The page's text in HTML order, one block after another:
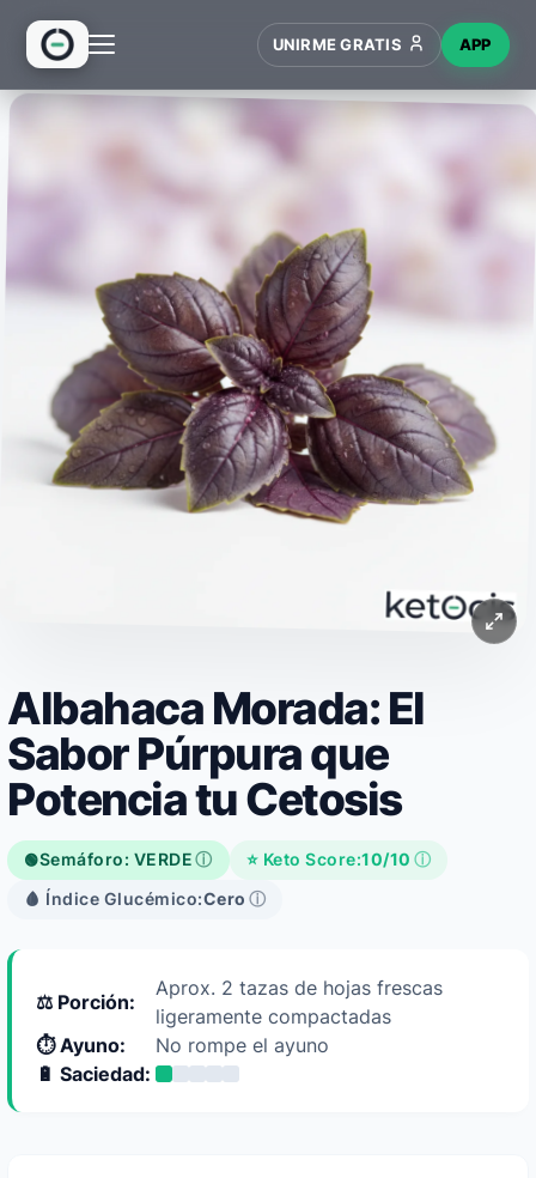
INICIO
HUB
WIKI
NUEVO
UNIRME GRATIS APP
Albahaca Morada: El
Sabor Púrpura que
Potencia tu Cetosis
🟢Semáforo: VERDEⓘ ⭐ Keto Score:10/10 ⓘ
🩸 Índice Glucémico:Cero ⓘ
⚖️ Porción:
Aprox. 2 tazas de hojas frescas
ligeramente compactadas
⏱️ Ayuno:
No rompe el ayuno
🔋 Saciedad: